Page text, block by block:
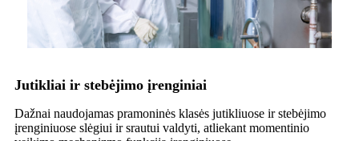
Jutikliai ir stebėjimo įrenginiai
Dažnai naudojamas pramoninės klasės jutikliuose ir stebėjimo
įrenginiuose slėgiui ir srautui valdyti, atliekant momentinio